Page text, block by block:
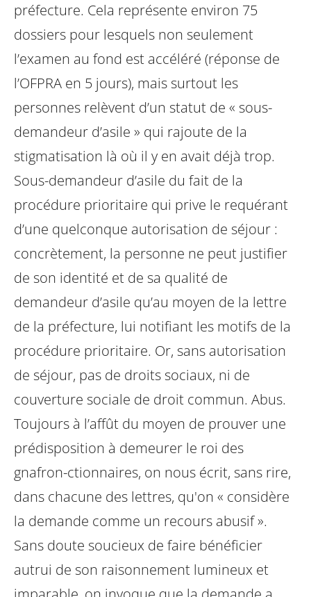
préfecture. Cela représente environ 75
dossiers pour lesquels non seulement
l’examen au fond est accéléré (réponse de
l’OFPRA en 5 jours), mais surtout les
personnes relèvent d’un statut de « sous-
demandeur d’asile » qui rajoute de la
stigmatisation là où il y en avait déjà trop.
Sous-demandeur d’asile du fait de la
procédure prioritaire qui prive le requérant
d’une quelconque autorisation de séjour :
concrètement, la personne ne peut justifier
de son identité et de sa qualité de
demandeur d’asile qu’au moyen de la lettre
de la préfecture, lui notifiant les motifs de la
procédure prioritaire. Or, sans autorisation
de séjour, pas de droits sociaux, ni de
couverture sociale de droit commun. Abus.
Toujours à l’affût du moyen de prouver une
prédisposition à demeurer le roi des
gnafron-ctionnaires, on nous écrit, sans rire,
dans chacune des lettres, qu'on « considère
la demande comme un recours abusif ».
Sans doute soucieux de faire bénéficier
autrui de son raisonnement lumineux et